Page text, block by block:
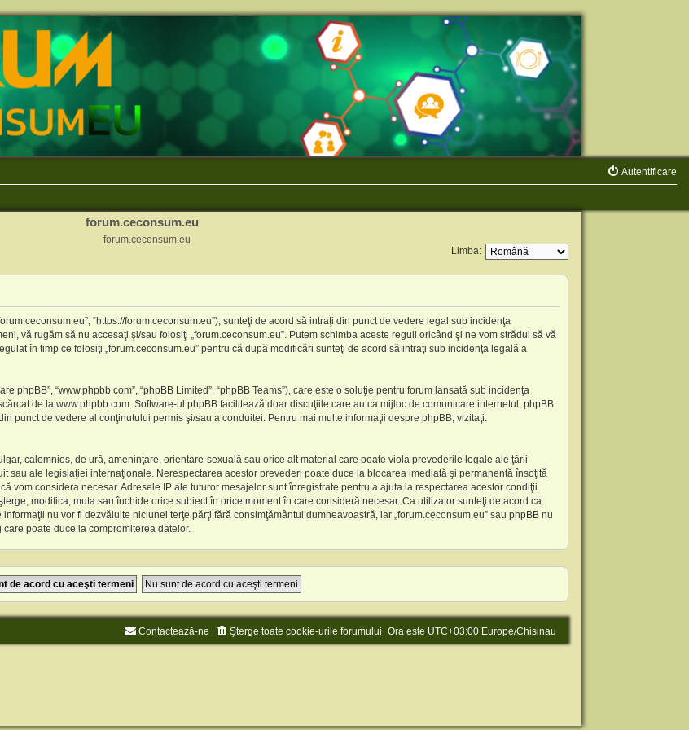
Autentificare
forum.ceconsum.eu
forum.ceconsum.eu
Limba:
“https://forum.ceconsum.eu”), sunteţi de acord să intraţi din punct de vedere legal sub incidenţa
vă rugăm să nu accesaţi şi/sau folosiţi „forum.ceconsum.eu”. Putem schimba aceste reguli oricând şi ne vom strădui să vă
în timp ce folosiţi „forum.ceconsum.eu” pentru că după modificări sunteţi de acord să intraţi sub incidenţa legală a
phpBB”, “www.phpbb.com”, “phpBB Limited”, “phpBB Teams”), care este o soluţie pentru forum lansată sub incidenţa
de la www.phpbb.com. Software-ul phpBB facilitează doar discuţiile care au ca mijloc de comunicare internetul, phpBB
punct de vedere al conţinutului permis şi/sau a conduitei. Pentru mai multe informaţii despre phpBB, vizitaţi:
calomnios, de ură, ameninţare, orientare-sexuală sau orice alt material care poate viola prevederile legale ale ţării
sau ale legislaţiei internaţionale. Nerespectarea acestor prevederi poate duce la blocarea imediată şi permanentă însoţită
vom considera necesar. Adresele IP ale tuturor mesajelor sunt înregistrate pentru a ajuta la respectarea acestor condiţii.
modifica, muta sau închide orice subiect în orice moment în care consideră necesar. Ca utilizator sunteţi de acord ca
nu vor fi dezvăluite niciunei terţe părţi fără consimţământul dumneavoastră, iar „forum.ceconsum.eu” sau phpBB nu
poate duce la compromiterea datelor.
Ora este UTC+03:00 Europe/Chisinau
Şterge toate cookie-urile forumului
Contactează-ne